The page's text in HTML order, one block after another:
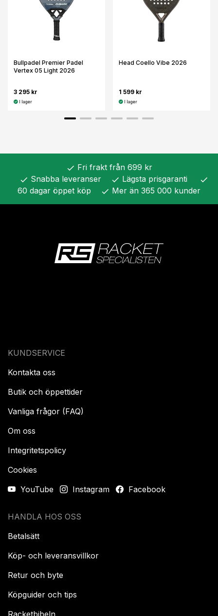
Bullpadel Premier Padel
Vertex 05 Light 2026
3 295 kr
I lager
Head Coello Vibe 2026
1 599 kr
I lager
check Fri frakt från 699 kr
check Snabba leveranser check Lägsta prisgaranti check
60 dagar öppet köp check Mer än 365 000 kunder
KUNDSERVICE
Kontakta oss
Butik och öppettider
Vanliga frågor (FAQ)
Om oss
Integritetspolicy
Cookies
YouTube
Instagram Facebook
HANDLA HOS OSS
Betalsätt
Köp- och leveransvillkor
Retur och byte
Köpguider och tips